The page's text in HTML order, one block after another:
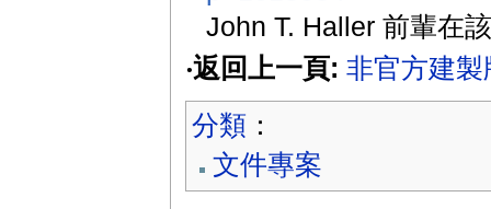
John T. Haller 前輩在
‧返回上一頁: 非官方建製
分類 ：
文件專案